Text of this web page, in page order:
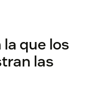
que los
las